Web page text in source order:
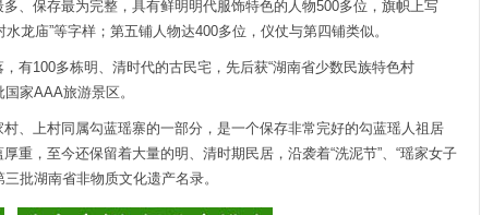
、保存最为完整，具有鲜明明代服饰特色的人物500多位，旗帜上写
水龙庙”等字样；第五铺人物达400多位，仪仗与第四铺类似。
有100多栋明、清时代的古民宅，先后获“湖南省少数民族特色村
家AAA旅游景区。
、上村同属勾蓝瑶寨的一部分，是一个保存非常完好的勾蓝瑶人祖居
重，至今还保留着大量的明、清时期民居，沿袭着“洗泥节”、“瑶家女子
批湖南省非物质文化遗产名录。